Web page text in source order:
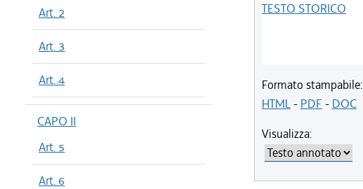
Art. 2
Art. 3
Art. 4
CAPO II
Art. 5
Art. 6
TESTO STORICO
Formato stampabile:
HTML- PDF - DOC
Visualizza: